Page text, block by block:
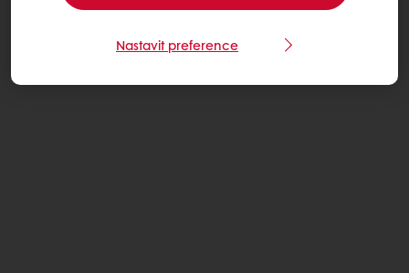
Nastavit preference